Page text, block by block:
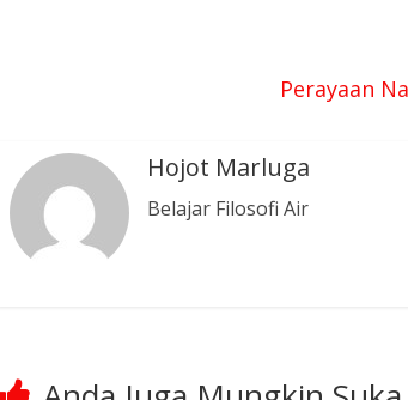
Perayaan
Hojot Marluga
Belajar Filosofi Air